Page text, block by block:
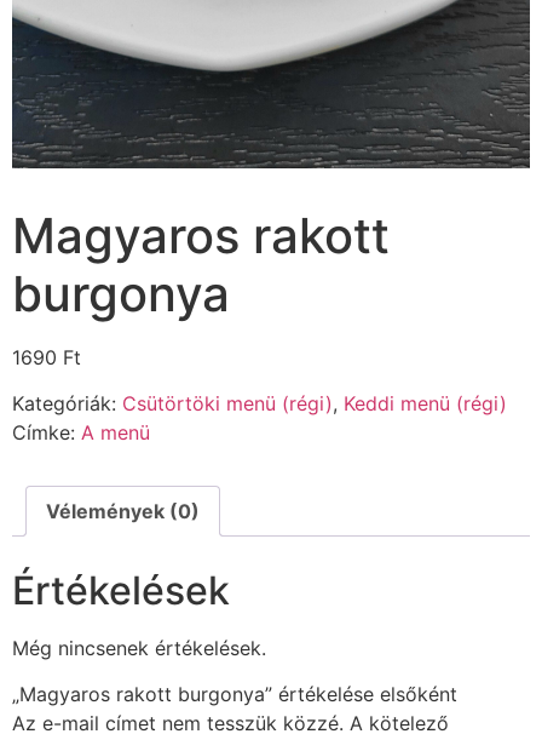
Magyaros rakott
burgonya
1690 Ft
Kategóriák: Csütörtöki menü (régi), Keddi menü (régi)
Címke: A menü
Vélemények (0)
Értékelések
Még nincsenek értékelések.
„Magyaros rakott burgonya” értékelése elsőként
Az e-mail címet nem tesszük közzé. A kötelező